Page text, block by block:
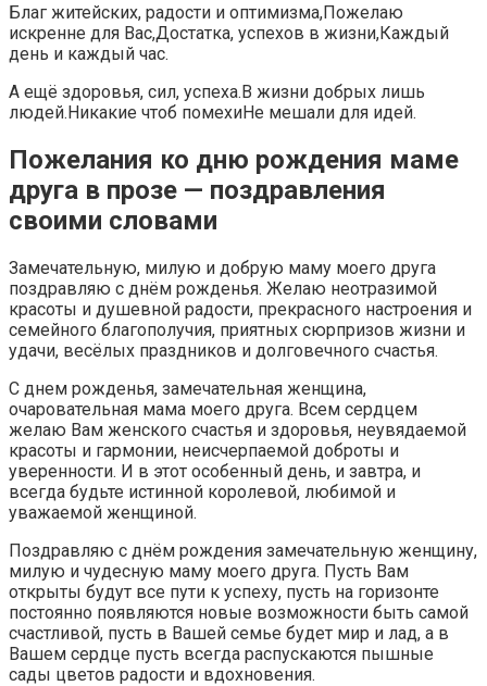
Благ житейских, радости и оптимизма,Пожелаю
искренне для Вас,Достатка, успехов в жизни,Каждый
день и каждый час.
А ещё здоровья, сил, успеха.В жизни добрых лишь
людей.Никакие чтоб помехиНе мешали для идей.
Пожелания ко дню рождения маме
друга в прозе — поздравления
своими словами
Замечательную, милую и добрую маму моего друга
поздравляю с днём рожденья. Желаю неотразимой
красоты и душевной радости, прекрасного настроения и
семейного благополучия, приятных сюрпризов жизни и
удачи, весёлых праздников и долговечного счастья.
С днем рожденья, замечательная женщина,
очаровательная мама моего друга. Всем сердцем
желаю Вам женского счастья и здоровья, неувядаемой
красоты и гармонии, неисчерпаемой доброты и
уверенности. И в этот особенный день, и завтра, и
всегда будьте истинной королевой, любимой и
уважаемой женщиной.
Поздравляю с днём рождения замечательную женщину,
милую и чудесную маму моего друга. Пусть Вам
открыты будут все пути к успеху, пусть на горизонте
постоянно появляются новые возможности быть самой
счастливой, пусть в Вашей семье будет мир и лад, а в
Вашем сердце пусть всегда распускаются пышные
сады цветов радости и вдохновения.